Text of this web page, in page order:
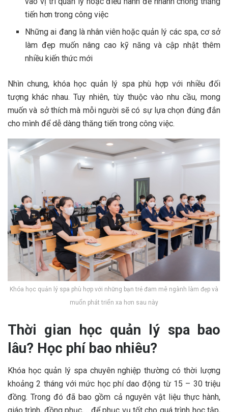
tiến hơn trong công việc
Những ai đang là nhân viên hoặc quản lý các spa, cơ sở
làm đẹp muốn nâng cao kỹ năng và cập nhật thêm
nhiều kiến thức mới
Nhìn chung, khóa học quản lý spa phù hợp với nhiều đối
tượng khác nhau. Tuy nhiên, tùy thuộc vào nhu cầu, mong
muốn và sở thích mà mỗi người sẽ có sự lựa chọn đúng đắn
cho mình để dễ dàng thăng tiến trong công việc.
Khóa học quản lý spa phù hợp với những bạn trẻ đam mê ngành làm đẹp và
muốn phát triển xa hơn sau này
Thời gian học quản lý spa bao
lâu? Học phí bao nhiêu?
Khóa học quản lý spa chuyên nghiệp thường có thời lượng
khoảng 2 tháng với mức học phí dao động từ 15 – 30 triệu
đồng. Trong đó đã bao gồm cả nguyên vật liệu thực hành,